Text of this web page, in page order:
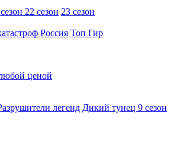
22 сезон 23 сезон
Россия Топ Гир
ценой
легенд Дикий тунец 9 сезон